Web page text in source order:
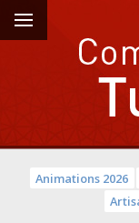
Animations 2026